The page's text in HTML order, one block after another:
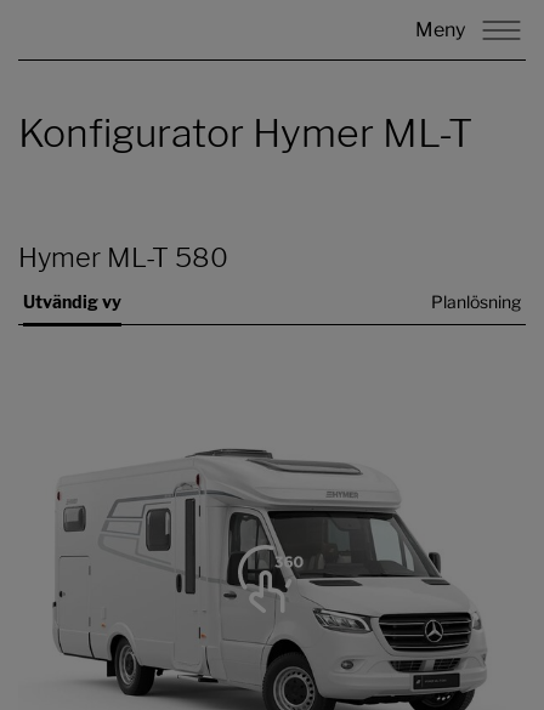
Meny
Konfigurator Hymer ML-T
Hymer ML-T 580
Utvändig vy Planlösning